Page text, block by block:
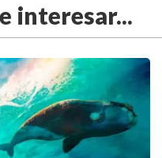
interesar...